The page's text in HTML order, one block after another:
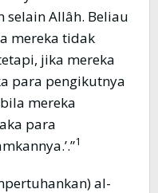
selain Allâh. Beliau
mereka tidak
jika mereka
para pengikutnya
mereka
para
1
al-